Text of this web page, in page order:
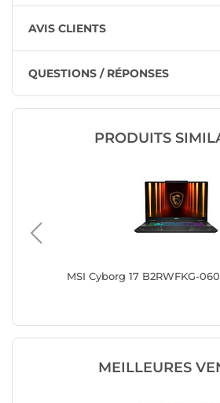
AVIS CLIENTS
QUESTIONS / RÉPONSES
PRODUITS
MSI Cyborg 17 B2RWFKG-
MEILLEURES